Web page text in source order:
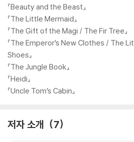
추가로 다락원 홈페이지(darakwon.co.kr)
파일, RC 퀴즈, LC 퀴즈, 키워드, 그래머 포
있다. 읽는 재미를 더하기 위해 각 페이지를
한 Happy Readers 시리즈. 전문 성우들의
함께 들으면 더욱 몰입하여 영어 원서를 즐길
즈의 개정판! 시간이 지나도 가치가 변하지
『Beauty and the Beast』
『The Little Mermaid』
『The Gift of the Magi / The Fir Tree』
『The Emperor’s New Clothes / The
Shoes』
『The Jungle Book』
『Heidi』
『Uncle Tom’s Cabin』
저자 소개 7